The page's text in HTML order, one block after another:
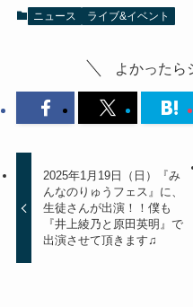
ニュース ライブ&イベント
よかったら
2025年1月19日（日）『み
んなのりゅうフェス』に、
生徒さんが出演！！僕も
『井上綾乃と原田英明』で
出演させて頂きます♫